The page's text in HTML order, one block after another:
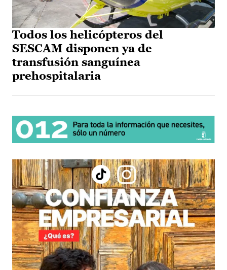
Todos los helicópteros del
SESCAM disponen ya de
transfusión sanguínea
prehospitalaria